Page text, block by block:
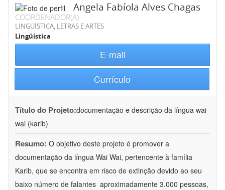
Angela Fabíola Alves Chagas
COORDENADOR(A)
LINGÜÍSTICA, LETRAS E ARTES
Lingüística
E-mail
Currículo
Título do Projeto:documentação e descrição da língua wai
wai (karib)
Resumo: O objetivo deste projeto é promover a
documentação da língua Wai Wai, pertencente à família
Karib, que se encontra em risco de extinção devido ao seu
baixo número de falantes  aproximadamente 3.000 pessoas,